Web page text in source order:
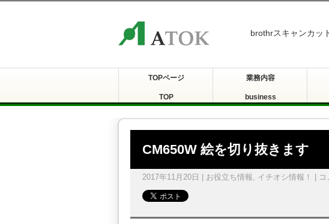
brothrスキャンカッ
TOPページ
TOP
業務内容
business
CM650W 絵を切り抜きます
2017年11月20日 | お役立ち情報, イチオシ情報！